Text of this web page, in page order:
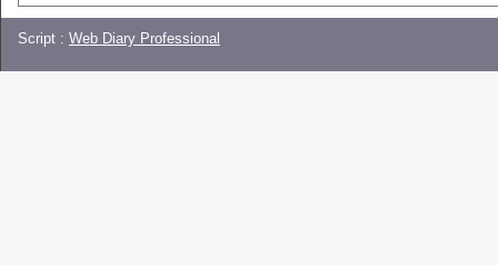
Script : Web Diary Professional